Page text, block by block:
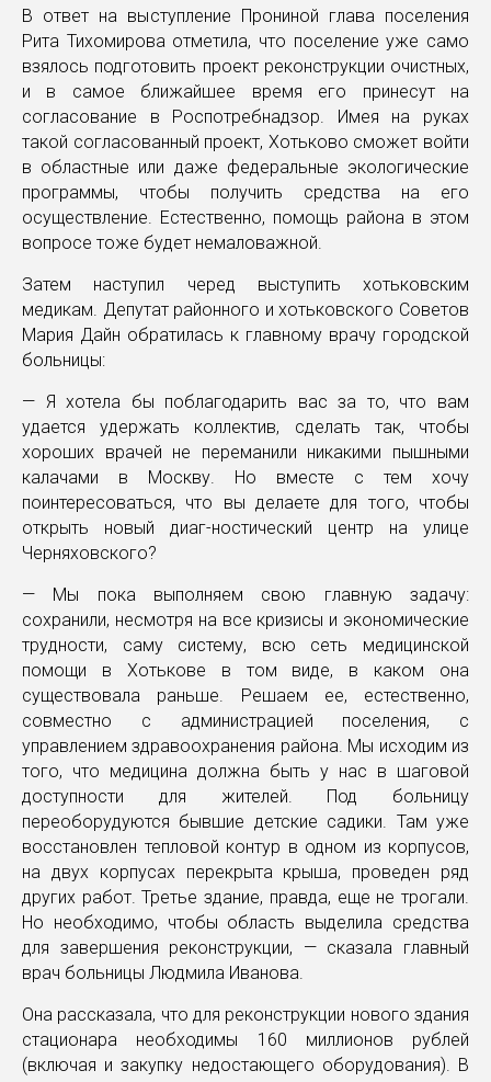
В ответ на выступление Прониной глава поселения
Рита Тихомирова отметила, что поселение уже само
взялось подготовить проект реконструкции очистных,
и в самое ближайшее время его принесут на
согласование в Роспотребнадзор. Имея на руках
такой согласованный проект, Хотьково сможет войти
в областные или даже федеральные экологические
программы, чтобы получить средства на его
осуществление. Естественно, помощь района в этом
вопросе тоже будет немаловажной.
Затем наступил черед выступить хотьковским
медикам. Депутат районного и хотьковского Советов
Мария Дайн обратилась к главному врачу городской
больницы:
— Я хотела бы поблагодарить вас за то, что вам
удается удержать коллектив, сделать так, чтобы
хороших врачей не переманили никакими пышными
калачами в Москву. Но вместе с тем хочу
поинтересоваться, что вы делаете для того, чтобы
открыть новый диаг-ностический центр на улице
Черняховского?
— Мы пока выполняем свою главную задачу:
сохранили, несмотря на все кризисы и экономические
трудности, саму систему, всю сеть медицинской
помощи в Хотькове в том виде, в каком она
существовала раньше. Решаем ее, естественно,
совместно с администрацией поселения, с
управлением здравоохранения района. Мы исходим из
того, что медицина должна быть у нас в шаговой
доступности для жителей. Под больницу
переоборудуются бывшие детские садики. Там уже
восстановлен тепловой контур в одном из корпусов,
на двух корпусах перекрыта крыша, проведен ряд
других работ. Третье здание, правда, еще не трогали.
Но необходимо, чтобы область выделила средства
для завершения реконструкции, — сказала главный
врач больницы Людмила Иванова.
Она рассказала, что для реконструкции нового здания
стационара необходимы 160 миллионов рублей
(включая и закупку недостающего оборудования). В